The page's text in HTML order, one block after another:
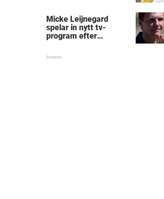
Micke Leijnegard
spelar in nytt tv-
program efter